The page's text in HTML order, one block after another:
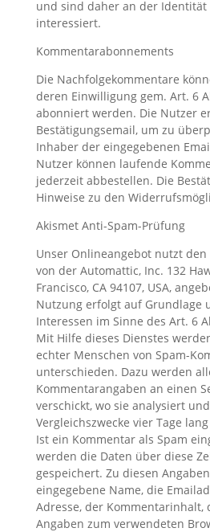
und sind daher an der Identität
interessiert.
Kommentarabonnements
Die Nachfolgekommentare
deren Einwilligung gem. Art. 6
abonniert werden. Die Nutzer
Bestätigungsemail, um zu
Inhaber der eingegebenen
Nutzer können laufende
jederzeit abbestellen. Die
Hinweise zu den
Akismet Anti-Spam-Prüfung
Unser Onlineangebot nutzt den
von der Automattic, Inc. 132
Francisco, CA 94107, USA,
Nutzung erfolgt auf Grundlage
Interessen im Sinne des Art. 6
Mit Hilfe dieses Dienstes
echter Menschen von Spam-
unterschieden. Dazu werden
Kommentarangaben an einen
verschickt, wo sie analysiert
Vergleichszwecke vier Tage
Ist ein Kommentar als Spam
werden die Daten über diese
gespeichert. Zu diesen
eingegebene Name, die
Adresse, der Kommentarinhalt,
Angaben zum verwendeten